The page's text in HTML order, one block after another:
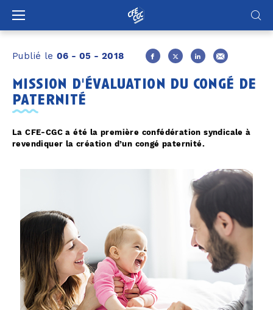
Publié le 06 - 05 - 2018
mission d'évaluation du congé de
paternité
La CFE-CGC a été la première confédération syndicale à
revendiquer la création d’un congé paternité.
Panneau de gestion des cookies